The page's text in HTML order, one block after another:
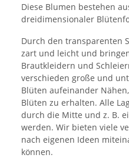
Diese Blumen bestehen
dreidimensionaler
Durch den transparenten
zart und leicht und
Brautkleidern und
verschieden große und
Blüten aufeinander
Blüten zu erhalten. Alle
durch die Mitte und z. B.
werden. Wir bieten viele
nach eigenen Ideen
können.